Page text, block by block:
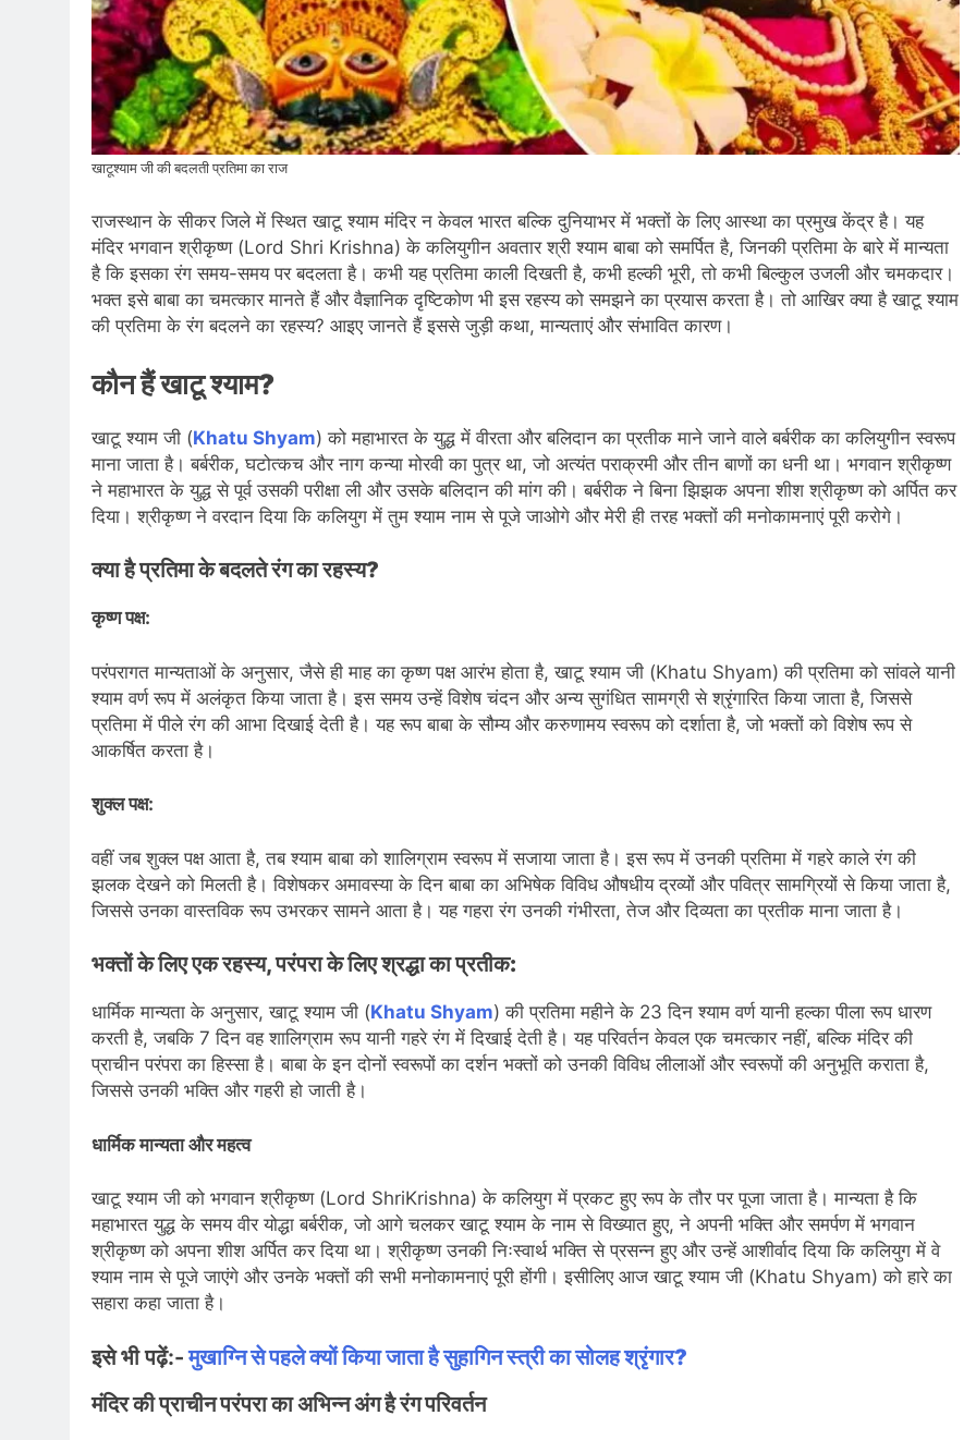
खाटूश्याम जी की बदलती प्रतिमा का राज
राजस्थान के सीकर जिले में स्थित खाटू श्याम मंदिर न केवल भारत बल्कि दुनियाभर में भक्तों के लिए आस्था का प्रमुख केंद्र है। यह
मंदिर भगवान श्रीकृष्ण (Lord Shri Krishna) के कलियुगीन अवतार श्री श्याम बाबा को समर्पित है, जिनकी प्रतिमा के बारे में मान्यता
है कि इसका रंग समय-समय पर बदलता है। कभी यह प्रतिमा काली दिखती है, कभी हल्की भूरी, तो कभी बिल्कुल उजली और चमकदार।
भक्त इसे बाबा का चमत्कार मानते हैं और वैज्ञानिक दृष्टिकोण भी इस रहस्य को समझने का प्रयास करता है। तो आखिर क्या है खाटू श्याम
की प्रतिमा के रंग बदलने का रहस्य? आइए जानते हैं इससे जुड़ी कथा, मान्यताएं और संभावित कारण।
कौन हैं खाटू श्याम?
खाटू श्याम जी (Khatu Shyam) को महाभारत के युद्ध में वीरता और बलिदान का प्रतीक माने जाने वाले बर्बरीक का कलियुगीन स्वरूप
माना जाता है। बर्बरीक, घटोत्कच और नाग कन्या मोरवी का पुत्र था, जो अत्यंत पराक्रमी और तीन बाणों का धनी था। भगवान श्रीकृष्ण
ने महाभारत के युद्ध से पूर्व उसकी परीक्षा ली और उसके बलिदान की मांग की। बर्बरीक ने बिना झिझक अपना शीश श्रीकृष्ण को अर्पित कर
दिया। श्रीकृष्ण ने वरदान दिया कि कलियुग में तुम श्याम नाम से पूजे जाओगे और मेरी ही तरह भक्तों की मनोकामनाएं पूरी करोगे।
क्या है प्रतिमा के बदलते रंग का रहस्य?
कृष्ण पक्ष:
परंपरागत मान्यताओं के अनुसार, जैसे ही माह का कृष्ण पक्ष आरंभ होता है, खाटू श्याम जी (Khatu Shyam) की प्रतिमा को सांवले यानी
श्याम वर्ण रूप में अलंकृत किया जाता है। इस समय उन्हें विशेष चंदन और अन्य सुगंधित सामग्री से श्रृंगारित किया जाता है, जिससे
प्रतिमा में पीले रंग की आभा दिखाई देती है। यह रूप बाबा के सौम्य और करुणामय स्वरूप को दर्शाता है, जो भक्तों को विशेष रूप से
आकर्षित करता है।
शुक्ल पक्ष:
वहीं जब शुक्ल पक्ष आता है, तब श्याम बाबा को शालिग्राम स्वरूप में सजाया जाता है। इस रूप में उनकी प्रतिमा में गहरे काले रंग की
झलक देखने को मिलती है। विशेषकर अमावस्या के दिन बाबा का अभिषेक विविध औषधीय द्रव्यों और पवित्र सामग्रियों से किया जाता है,
जिससे उनका वास्तविक रूप उभरकर सामने आता है। यह गहरा रंग उनकी गंभीरता, तेज और दिव्यता का प्रतीक माना जाता है।
भक्तों के लिए एक रहस्य, परंपरा के लिए श्रद्धा का प्रतीक:
धार्मिक मान्यता के अनुसार, खाटू श्याम जी (Khatu Shyam) की प्रतिमा महीने के 23 दिन श्याम वर्ण यानी हल्का पीला रूप धारण
करती है, जबकि 7 दिन वह शालिग्राम रूप यानी गहरे रंग में दिखाई देती है। यह परिवर्तन केवल एक चमत्कार नहीं, बल्कि मंदिर की
प्राचीन परंपरा का हिस्सा है। बाबा के इन दोनों स्वरूपों का दर्शन भक्तों को उनकी विविध लीलाओं और स्वरूपों की अनुभूति कराता है,
जिससे उनकी भक्ति और गहरी हो जाती है।
धार्मिक मान्यता और महत्व
खाटू श्याम जी को भगवान श्रीकृष्ण (Lord ShriKrishna) के कलियुग में प्रकट हुए रूप के तौर पर पूजा जाता है। मान्यता है कि
महाभारत युद्ध के समय वीर योद्धा बर्बरीक, जो आगे चलकर खाटू श्याम के नाम से विख्यात हुए, ने अपनी भक्ति और समर्पण में भगवान
श्रीकृष्ण को अपना शीश अर्पित कर दिया था। श्रीकृष्ण उनकी निःस्वार्थ भक्ति से प्रसन्न हुए और उन्हें आशीर्वाद दिया कि कलियुग में वे
श्याम नाम से पूजे जाएंगे और उनके भक्तों की सभी मनोकामनाएं पूरी होंगी। इसीलिए आज खाटू श्याम जी (Khatu Shyam) को हारे का
सहारा कहा जाता है।
इसे भी पढ़ें:-मुखाग्नि से पहले क्यों किया जाता है सुहागिन स्त्री का सोलह श्रृंगार?
मंदिर की प्राचीन परंपरा का अभिन्न अंग है रंग परिवर्तन